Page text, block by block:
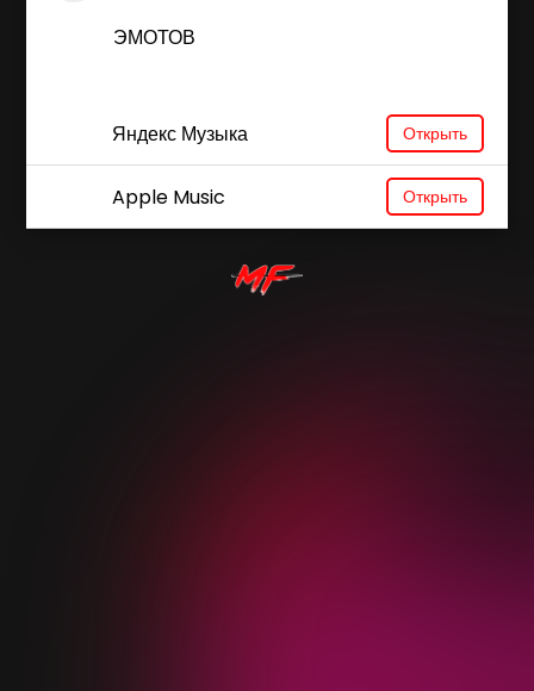
ЭМОТОВ
Яндекс Музыка Открыть
Apple Music Открыть